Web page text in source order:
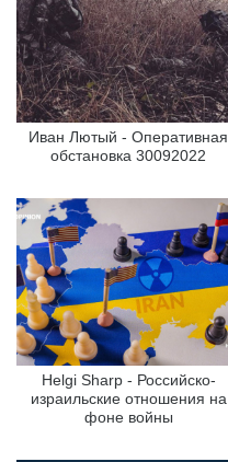
Иван Лютый - Оперативная
обстановка 30092022
Helgi Sharp - Российско-
израильские отношения на
фоне войны